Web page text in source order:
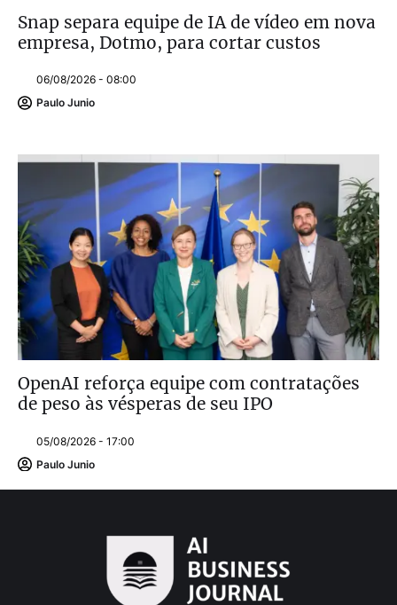
Snap separa equipe de IA de vídeo em nova
empresa, Dotmo, para cortar custos
06/08/2026 - 08:00
Paulo Junio
OpenAI reforça equipe com contratações
de peso às vésperas de seu IPO
05/08/2026 - 17:00
Paulo Junio